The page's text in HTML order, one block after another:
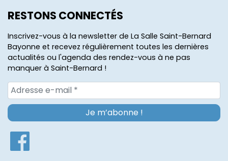
RESTONS CONNECTÉS
Inscrivez-vous à la newsletter de La Salle Saint-Bernard
Bayonne et recevez régulièrement toutes les dernières
actualités ou l'agenda des rendez-vous à ne pas
manquer à Saint-Bernard !